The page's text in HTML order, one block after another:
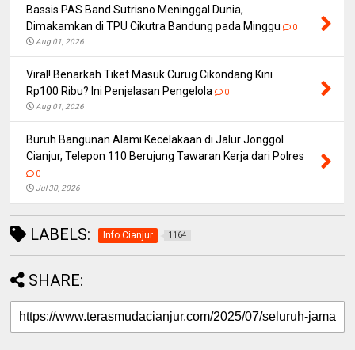
Bassis PAS Band Sutrisno Meninggal Dunia,
Dimakamkan di TPU Cikutra Bandung pada Minggu
0
Aug 01, 2026
Viral! Benarkah Tiket Masuk Curug Cikondang Kini
Rp100 Ribu? Ini Penjelasan Pengelola
0
Aug 01, 2026
Buruh Bangunan Alami Kecelakaan di Jalur Jonggol
Cianjur, Telepon 110 Berujung Tawaran Kerja dari Polres
0
Jul 30, 2026
LABELS: Info Cianjur 1164
SHARE: